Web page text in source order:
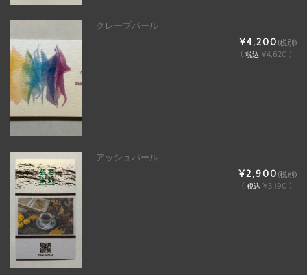
クレープパール
¥4,200(税別)
( 税込 ¥4,620 )
アッシュパール
¥2,900(税別)
( 税込 ¥3,190 )